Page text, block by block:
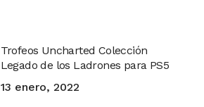
Trofeos Uncharted Colección
Legado de los Ladrones para PS5
13 enero, 2022